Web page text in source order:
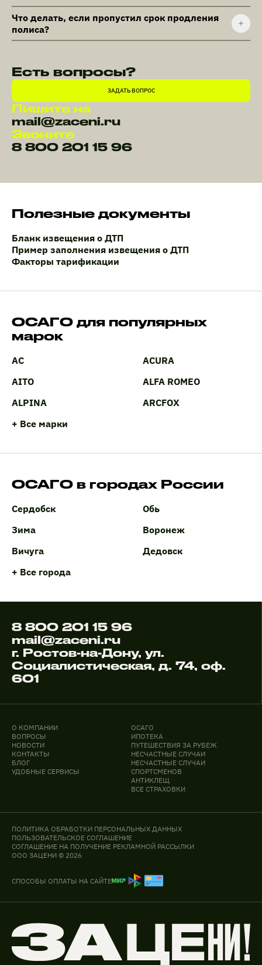
Что делать, если пропустил срок продления
полиса?
Есть вопросы?
ЗАДАТЬ ВОПРОС
Пишите на
mail@zaceni.ru
Звоните
8 800 201 15 96
Полезные документы
Бланк извещения о ДТП
Пример заполнения извещения о ДТП
Факторы тарификации
ОСАГО для популярных
марок
AC
ACURA
AITO
ALFA ROMEO
ALPINA
ARCFOX
+ Все марки
ОСАГО в городах России
Сердобск
Обь
Зима
Воронеж
Вичуга
Дедовск
+ Все города
8 800 201 15 96
mail@zaceni.ru
г. Ростов-на-Дону, ул.
Социалистическая, д. 74, оф.
601
О КОМПАНИИ
ВОПРОСЫ
НОВОСТИ
КОНТАКТЫ
БЛОГ
УДОБНЫЕ СЕРВИСЫ
ОСАГО
ИПОТЕКА
ПУТЕШЕСТВИЯ ЗА РУБЕЖ
НЕСЧАСТНЫЕ СЛУЧАИ
НЕСЧАСТНЫЕ СЛУЧАИ
СПОРТСМЕНОВ
АНТИКЛЕЩ
ВСЕ СТРАХОВКИ
ПОЛИТИКА ОБРАБОТКИ ПЕРСОНАЛЬНЫХ ДАННЫХ
ПОЛЬЗОВАТЕЛЬСКОЕ СОГЛАШЕНИЕ
СОГЛАШЕНИЕ НА ПОЛУЧЕНИЕ РЕКЛАМНОЙ РАССЫЛКИ
ООО ЗАЦЕНИ © 2026
СПОСОБЫ ОПЛАТЫ НА САЙТЕ